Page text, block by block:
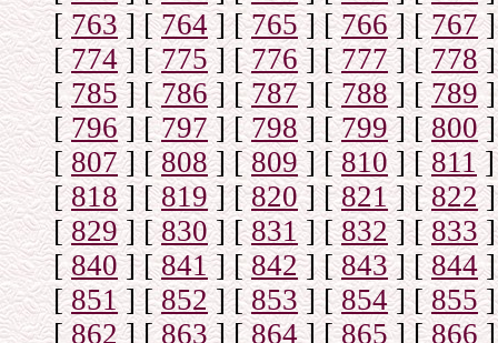
[763] [764] [765] [766] [767]
[774] [775] [776] [777] [778]
[ 785] [786] [787] [788] [789]
[796] [797] [798] [799] [800]
[807] [808] [809] [810] [ 811]
[818] [819] [820] [821] [822]
[829] [830] [831] [832] [833]
[840] [841] [842] [843] [844]
[851] [852] [853] [854] [855]
[862] [863] [864] [865] [ 866]